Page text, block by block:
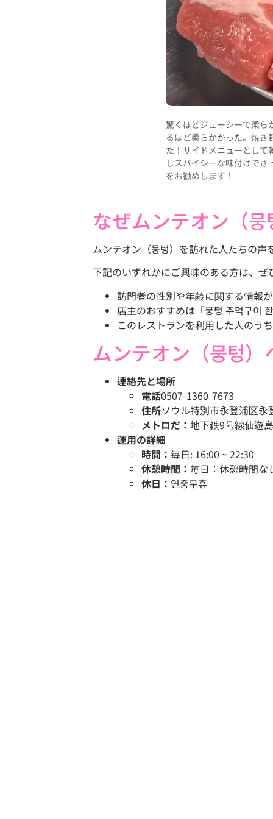
驚くほどジューシーで柔ら
るほど柔らかかった。焼き
た！サイドメニューとして
しスパイシーな味付けで
をお勧めします！
なぜムンテオン（
ムンテオン（뭉텅）を訪れた人たちの声
下記のいずれかにご興味のある方は、
訪問者の性別や年齢に関する情報
店主のおすすめは「뭉텅 주먹구이
このレストランを利用した人のう
ムンテオン（뭉텅）
連絡先と場所
電話0507-1360-7673
住所ソウル特別市永登浦区永
メトロだ： 地下鉄9号線仙遊
運用の詳細
時間： 毎日: 16:00 ~ 22:30
休憩時間： 毎日：休憩時間な
休日： 연중무휴